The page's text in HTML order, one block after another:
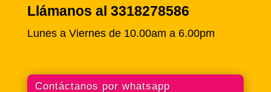
Llámanos al 3318278586
Lunes a Viernes de 10.00am a 6.00pm
Contáctanos por whatsapp